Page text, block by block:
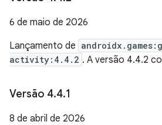
6 de maio de 2026
Lançamento de
activity:4.4.2 . A versão 4.4.2
Versão 4.4.1
8 de abril de 2026